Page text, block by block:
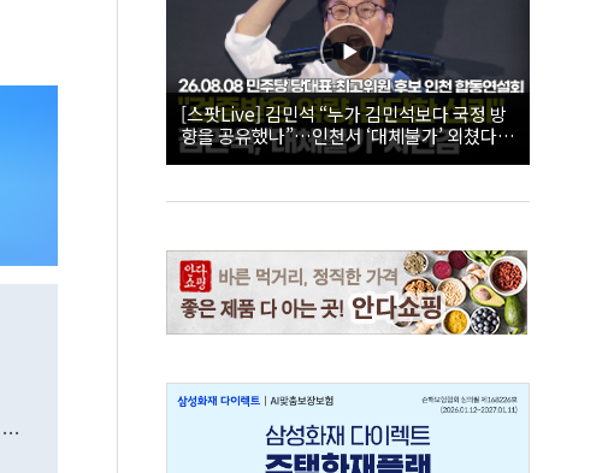
[스팟Live] 김민석 “누가 김민석보다 국정 방
향을 공유했나”…인천서 ‘대체불가’ 외쳤다 |
26.08.08 더불어민주당 당대표·최고위원 후